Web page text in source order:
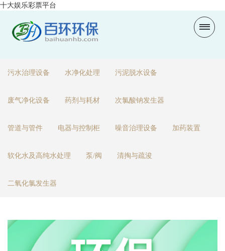
十大娱乐彩票平台
污水治理设备 水净化处理 污泥脱水设备
废气净化设备 药剂与耗材 次氯酸钠发生器
管道与管件 电器与控制柜 噪音治理设备 加药装置
软化水及高纯水处理 泵/阀 清掏与疏浚
二氧化氯发生器